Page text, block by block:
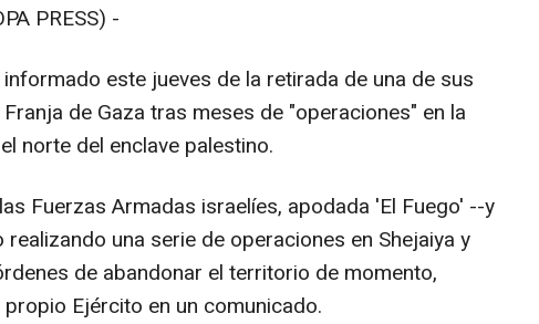
PRESS) -
este jueves de la retirada de una de sus
de Gaza tras meses de "operaciones" en la
norte del enclave palestino.
Fuerzas Armadas israelíes, apodada 'El Fuego' --y
una serie de operaciones en Shejaiya y
de abandonar el territorio de momento,
Ejército en un comunicado.